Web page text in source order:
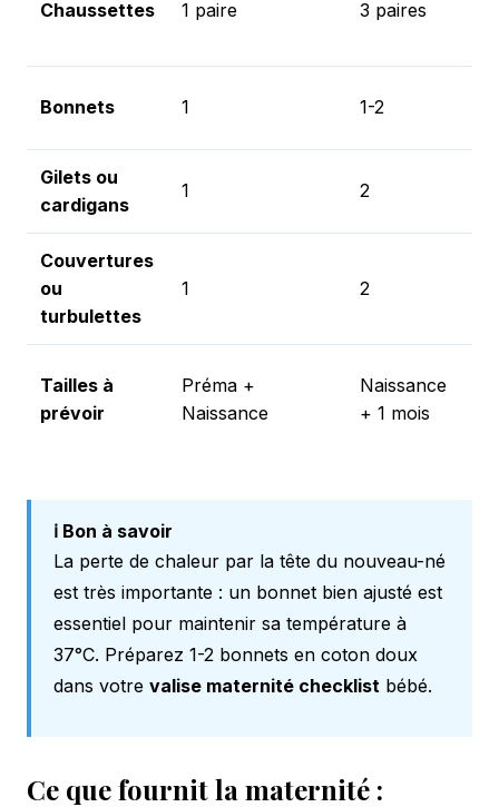
Chaussettes 1 paire 3 paires
Bonnets 1 1-2
Gilets ou
cardigans
1 2
Couvertures
ou
turbulettes
1 2
Tailles à
prévoir
Préma +
Naissance
Naissance
+ 1 mois
ℹ️ Bon à savoir
La perte de chaleur par la tête du nouveau-né
est très importante : un bonnet bien ajusté est
essentiel pour maintenir sa température à
37°C. Préparez 1-2 bonnets en coton doux
dans votre valise maternité checklist bébé.
Ce que fournit la maternité :